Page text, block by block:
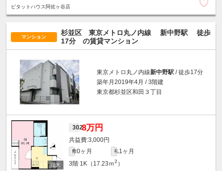
ピタットハウス阿佐ヶ谷店
マンション
杉並区 東京メトロ丸ノ内線 新中野駅
徒歩
17分 の賃貸マンション
東京メトロ丸ノ内線新中野駅 / 徒歩17分
築年月2019年4月 / 3階建
東京都杉並区和田３丁目
3028万円
3,000円
敷0ヶ月 礼1ヶ月
3階 1K（17.23ｍ2 ）